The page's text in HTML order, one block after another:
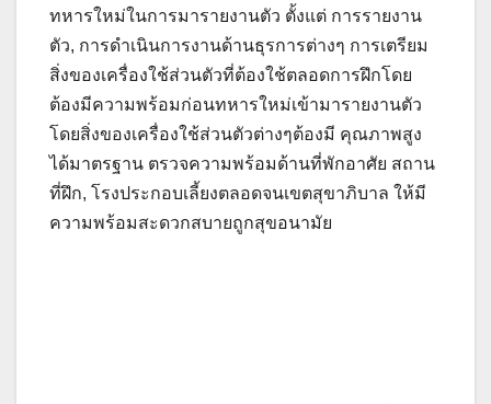
ทหารใหม่ในการมารายงานตัว ตั้งแต่ การรายงาน
ตัว, การดำเนินการงานด้านธุรการต่างๆ การเตรียม
สิ่งของเครื่องใช้ส่วนตัวที่ต้องใช้ตลอดการฝึกโดย
ต้องมีความพร้อมก่อนทหารใหม่เข้ามารายงานตัว
โดยสิ่งของเครื่องใช้ส่วนตัวต่างๆต้องมี คุณภาพสูง
ได้มาตรฐาน ตรวจความพร้อมด้านที่พักอาศัย สถาน
ที่ฝึก, โรงประกอบเลี้ยงตลอดจนเขตสุขาภิบาล ให้มี
ความพร้อมสะดวกสบายถูกสุขอนามัย